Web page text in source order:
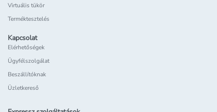
Virtuális tükör
Terméktesztelés
Kapcsolat
Elérhetőségek
Ügyfélszolgálat
Beszállítóknak
Üzletkereső